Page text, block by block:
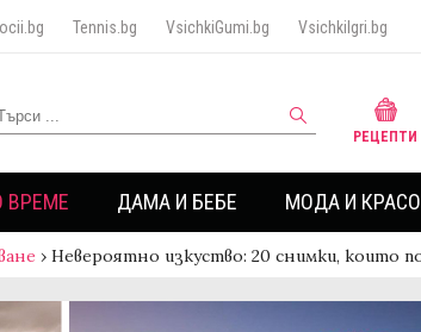
Tennis.bg VsichkiGumi.bg VsichkiIgri.bg
РЕЦЕПТИ
ВРЕМЕ ДАМА И БЕБЕ МОДА И
› Невероятно изкуство: 20 снимки, които